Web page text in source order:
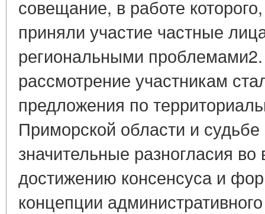
совещание, в работе
приняли участие частные
региональными
рассмотрение участникам
предложения по
Приморской области и
значительные разногласия
достижению консенсуса и
концепции